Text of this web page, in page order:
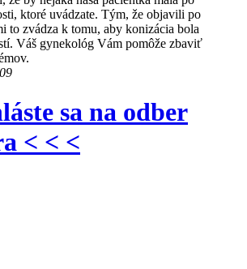
ktoré uvádzate. Tým, že objavili po
to zvádza k tomu, aby konizácia bola
Váš gynekológ Vám pomôže zbaviť
sa na odber
< < <